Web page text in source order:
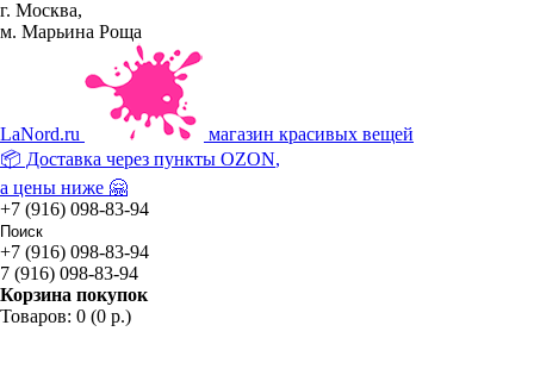
г. Москва,
м. Марьина Роща
LaNord.ru
магазин красивых вещей
📦 Доставка через пункты OZON,
а цены ниже 🤗
+7 (916) 098-83-94
+7 (916) 098-83-94
7 (916) 098-83-94
Корзина покупок
Товаров: 0 (0 р.)